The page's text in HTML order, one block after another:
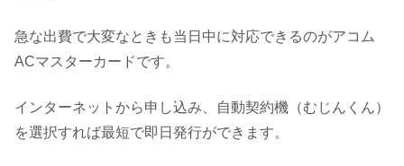
急な出費で大変なときも当日中に対応できるのがアコム
ACマスターカードです。
インターネットから申し込み、自動契約機（むじんくん）
を選択すれば最短で即日発行ができます。